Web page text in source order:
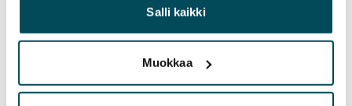
heille tai joita on kerätty, kun olet käyttänyt heidän
palvelujaan.
Salli kaikki
Muokkaa